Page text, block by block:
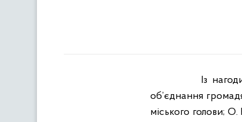
Із
об’єднання
міського голови;